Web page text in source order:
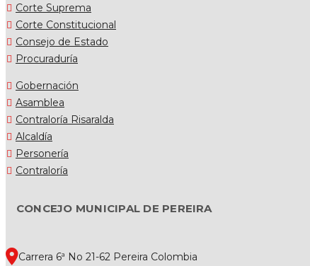
Corte Suprema
Corte Constitucional
Consejo de Estado
Procuraduría
Gobernación
Asamblea
Contraloría Risaralda
Alcaldía
Personería
Contraloría
CONCEJO MUNICIPAL DE PEREIRA
Carrera 6ª No 21-62 Pereira Colombia